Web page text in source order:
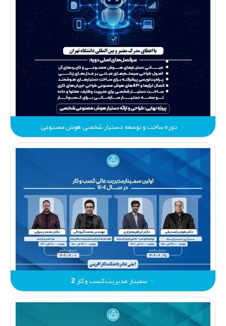
دوره ساخت و توسعه دستیار شخصی هوش مصنوعی
سمینار مدیریت کسب و کار 2